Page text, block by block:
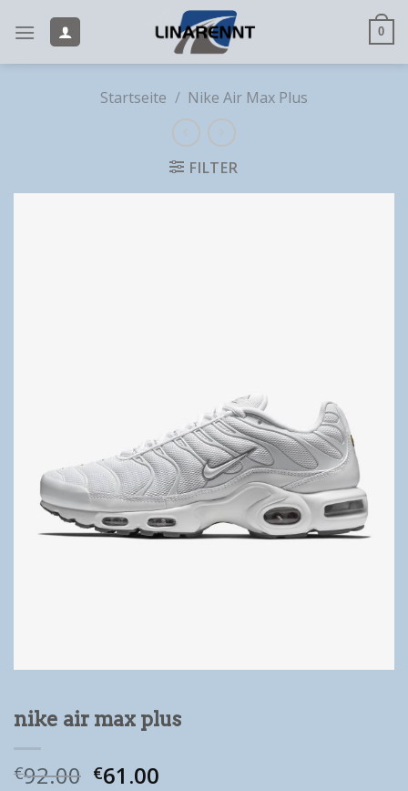
0
Startseite / Nike Air Max Plus
FILTER
nike air max plus
€92.00 €61.00